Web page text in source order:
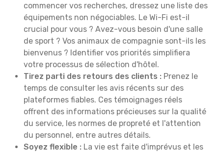
commencer vos recherches, dressez une liste des
équipements non négociables. Le Wi-Fi est-il
crucial pour vous ? Avez-vous besoin d'une salle
de sport ? Vos animaux de compagnie sont-ils les
bienvenus ? Identifier vos priorités simplifiera
votre processus de sélection d'hôtel.
Tirez parti des retours des clients : Prenez le
temps de consulter les avis récents sur des
plateformes fiables. Ces témoignages réels
offrent des informations précieuses sur la qualité
du service, les normes de propreté et l'attention
du personnel, entre autres détails.
Soyez flexible : La vie est faite d'imprévus et les